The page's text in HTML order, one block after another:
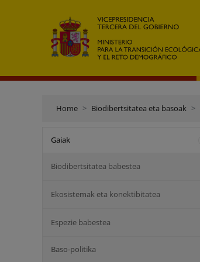
Home Biodibertsitatea eta basoak
Gaiak
Biodibertsitatea babestea
Ekosistemak eta konektibitatea
Espezie babestea
Baso-politika